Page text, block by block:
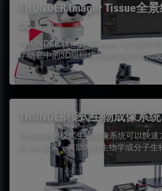
THUNDER Imager Tissue
统
THUNDER Imager Tissue 可对通常
学研究中的3D组织切片进行实时荧光成
THUNDER模式生物成像系统
THUNDER模式生物成像系统可以快速
行 3D 探索，有助发育生物学或分子生